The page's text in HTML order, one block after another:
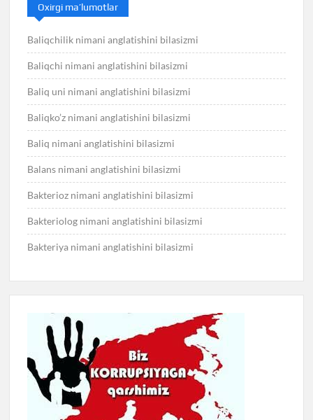
Oxirgi ma’lumotlar
Baliqchilik nimani anglatishini bilasizmi
Baliqchi nimani anglatishini bilasizmi
Baliq uni nimani anglatishini bilasizmi
Baliqko’z nimani anglatishini bilasizmi
Baliq nimani anglatishini bilasizmi
Balans nimani anglatishini bilasizmi
Bakterioz nimani anglatishini bilasizmi
Bakteriolog nimani anglatishini bilasizmi
Bakteriya nimani anglatishini bilasizmi